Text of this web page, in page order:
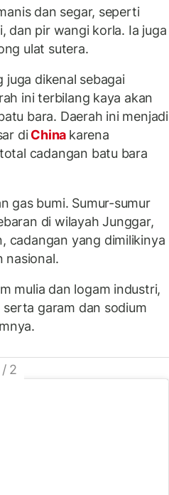
dan segar, seperti
dan pir wangi korla. Ia juga
ulat sutera.
juga dikenal sebagai
ini terbilang kaya akan
bara. Daerah ini menjadi
diChina karena
cadangan batu bara
gas bumi. Sumur-sumur
di wilayah Junggar,
cadangan yang dimilikinya
nasional.
mulia dan logam industri,
garam dan sodium
2